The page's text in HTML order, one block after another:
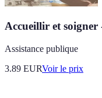
Accueillir et soigner
Assistance publique
3.89 EURVoir le prix